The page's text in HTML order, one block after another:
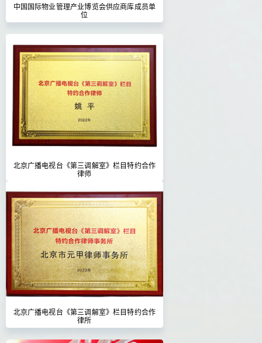
中国国际物业管理产业博览会供应商库成员单
位
北京广播电视台《第三调解室》栏目特约合作
律师
北京广播电视台《第三调解室》栏目特约合作
律所